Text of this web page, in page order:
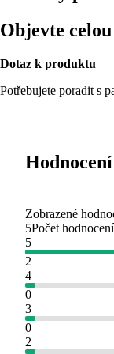
Objevte
Dotaz k produktu
Potřebujete poradit s
Zobrazené
5Počet hodnocení
5
2
4
0
3
0
2